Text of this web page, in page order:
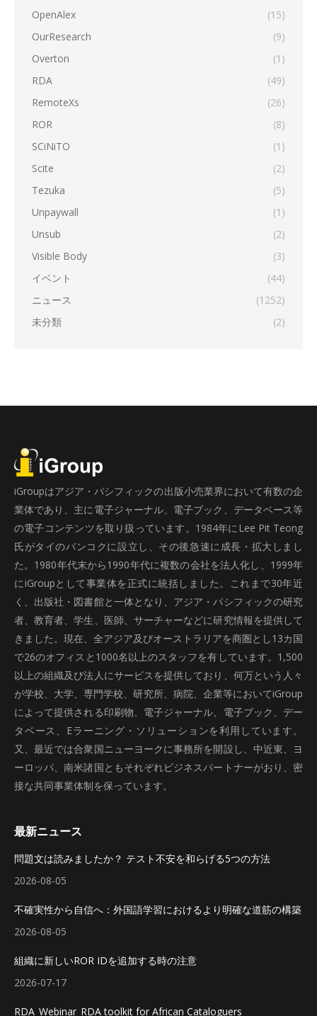
OpenAlex
(15)
OurResearch
(9)
Overton
(1)
RDA
(49)
RemoteXs
(26)
ROR
(8)
SCiNiTO
(1)
Scite
(2)
Tezuka
(5)
Unpaywall
(1)
Unsub
(2)
Visible Body
(3)
イベント
(44)
ニュース
(1252)
未分類
(2)
iGroupはアジア・パシフィックの出版小売業界において有数の企
業体であり、主に電子ジャーナル、電子ブック、データベース等
の電子コンテンツを取り扱っています。1984年にLee Pit Teong
氏がタイのバンコクに設立し、その後急速に成長・拡大しまし
た。1980年代末から1990年代に複数の会社を法人化し、1999年
にiGroupとして事業体を正式に統括しました。これまで30年近
く、出版社・図書館と一体となり、アジア・パシフィックの研究
者、教育者、学生、医師、サーチャーなどに研究情報を提供して
きました。現在、全アジア及びオーストラリアを商圏とし13カ国
で26のオフィスと1000名以上のスタッフを有しています。1,500
以上の組織及び法人にサービスを提供しており、何万という人々
が学校、大学、専門学校、研究所、病院、企業等においてiGroup
によって提供される印刷物、電子ジャーナル、電子ブック、デー
タベース、Eラーニング・ソリューションを利用しています。
又、最近では合衆国ニューヨークに事務所を開設し、中近東、ヨ
ーロッパ、南米諸国ともそれぞれビジネスパートナーがおり、密
接な共同事業体制を保っています。
最新ニュース
問題文は読みましたか？ テスト不安を和らげる5つの方法
2026-08-05
不確実性から自信へ：外国語学習におけるより明確な道筋の構築
2026-08-05
組織に新しいROR IDを追加する時の注意
2026-07-17
RDA_Webinar_RDA toolkit for African Cataloguers